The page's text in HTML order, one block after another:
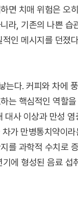
면 치매 위험은 오
라, 기존의 나쁜 습
인 메시지를 던졌
는다. 커피와 차에
는 핵심적인 역할
사 이상과 만성
가 만병통치약이
를 과학적 수치로
에 형성된 음료 섭